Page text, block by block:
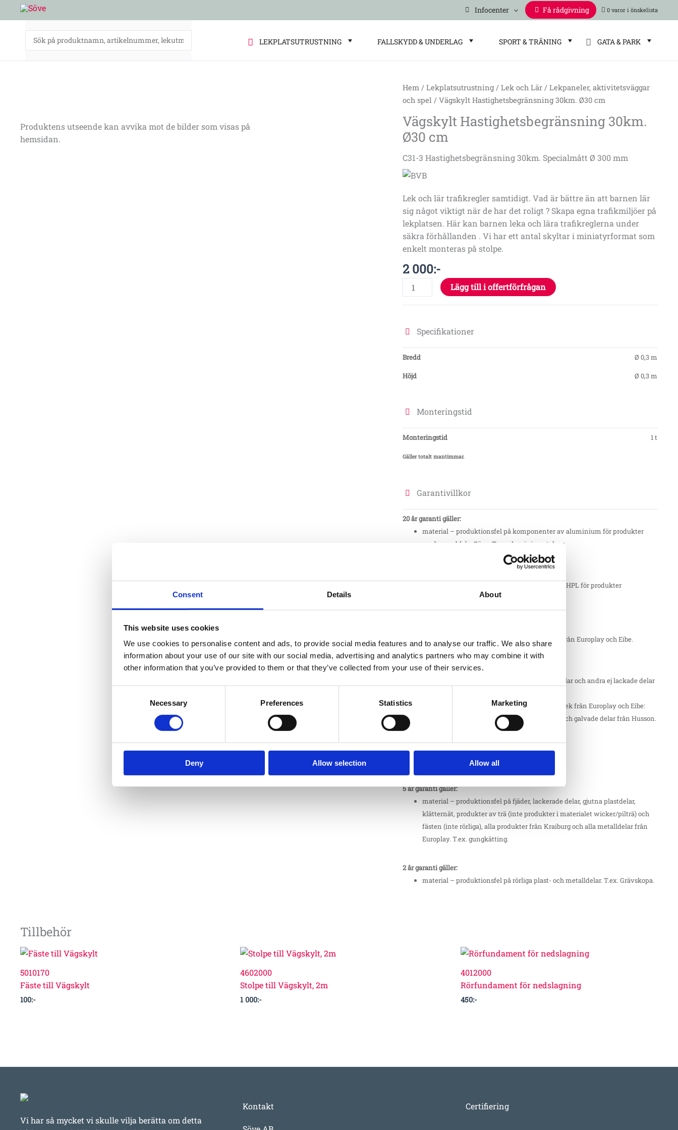
Consent Details About
This website uses cookies
We use cookies to personalise content and ads, to provide social media features and to analyse our traffic. We also share
information about your use of our site with our social media, advertising and analytics partners who may combine it with
other information that you’ve provided to them or that they’ve collected from your use of their services.
Necessary Preferences Statistics Marketing
Deny Allow selection Allow all
Hoppa
till
innehåll
Infocenter Få rådgivning 0 varor
LEKPLATSUTRUSTNING FALLSKYDD & UNDERLAG SPORT & TRÄNING GATA & PARK
Hem /Lekplatsutrustning /Lek och Lär /Lekpaneler, aktivitetsväggar
och spel / Vägskylt Hastighetsbegränsning 30km. Ø30 cm
Vägskylt Hastighetsbegränsning 30km.
Ø30 cm
C31-3 Hastighetsbegränsning 30km. Specialmått Ø 300 mm
Lek och lär trafikregler samtidigt. Vad är bättre än att barnen lär
sig något viktigt när de har det roligt ? Skapa egna trafikmiljöer på
lekplatsen. Här kan barnen leka och lära trafikreglerna under
säkra förhållanden . Vi har ett antal skyltar i miniatyrformat som
enkelt monteras på stolpe.
2 000:-
Vägskylt
30km.
Ø30
mängd
Lägg till i offertförfrågan
Specifikationer
Bredd Ø 0,3 m
Höjd Ø 0,3 m
Monteringstid
Monteringstid 1 t
Gäller totalt mantimmar.
Garantivillkor
20 år garanti gäller:
material – produktionsfel på komponenter av aluminium för produkter
producerad från Söve. T.ex. aluminiumstolpar.
material – produktionsfel på komponenter av HPL för produkter
producerad från Söve. T.ex. HPL väggar
material – produktionsfel på delar av robinia från Europlay och Eibe.
10 år garanti gäller:
material – produktionsfel på galvaniserade delar och andra ej lackade delar
material – produktionsfel på delar av lärk och ek från Europlay och Eibe:
Mot rost på produkter från Erlau: aluminium och galvade delar från Husson.
material – produktionsfel på konstgräs.
5 år garanti gäller:
material – produktionsfel på fjäder, lackerade delar, gjutna plastdelar,
klätternät, produkter av trä (inte produkter i materialet wicker/pilträ) och
fästen (inte rörliga), alla produkter från Kraiburg och alla metalldelar från
Europlay. T.ex. gungkätting.
2 år garanti gäller:
material – produktionsfel på rörliga plast- och metalldelar. T.ex. Grävskopa.
Produktens utseende kan avvika mot de bilder som visas på
hemsidan.
Tillbehör
5010170
Fäste till Vägskylt
100:-
4602000
Stolpe till Vägskylt, 2m
1 000:-
4012000
Rörfundament för nedslagning
450:-
Vi har så mycket vi skulle vilja berätta om detta
Kontakt Certifiering